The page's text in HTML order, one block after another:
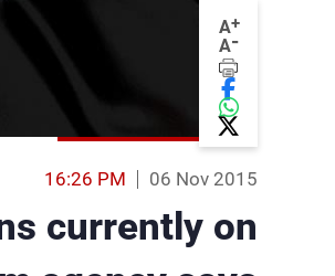
A+
A-
06 Nov 2015
16:26 PM
currently on